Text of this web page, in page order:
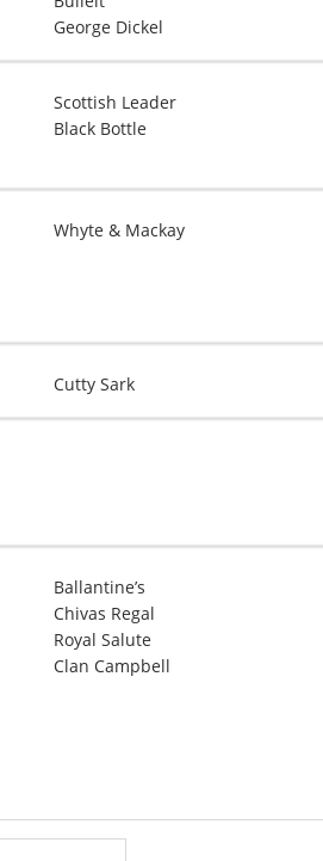
George Dickel
Scottish Leader
Black Bottle
Whyte & Mackay
Cutty Sark
Ballantine’s
Chivas Regal
Royal Salute
Clan Campbell